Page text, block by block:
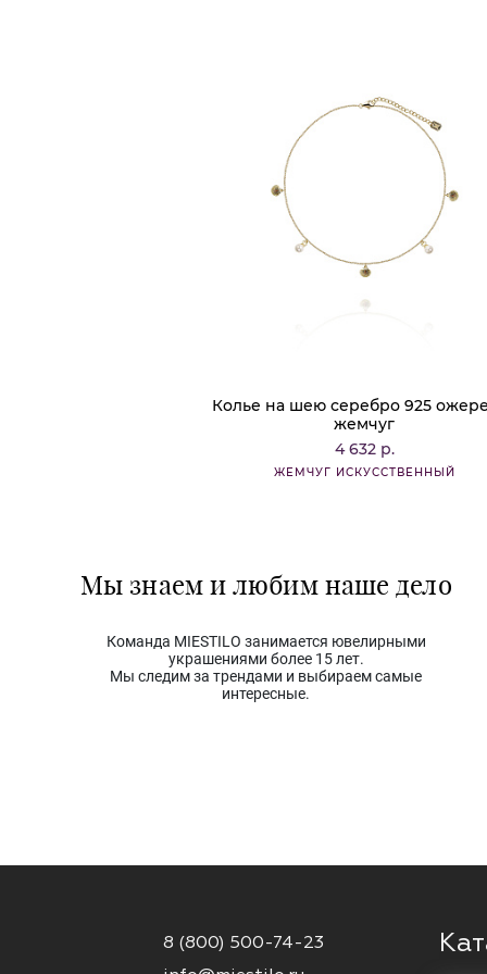
Колье на шею серебро 925
жемчуг
4 632 р.
ЖЕМЧУГ ИСКУССТВЕННЫЙ
Мы знаем и любим наше дело
Команда MIESTILO занимается ювелирными
украшениями более 15 лет.
Мы следим за трендами и выбираем самые
интересные.
8 (800) 500-74-23